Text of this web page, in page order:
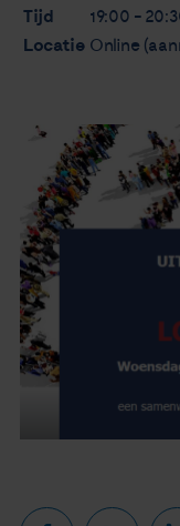
Tijd
19:00 -
Locatie Online